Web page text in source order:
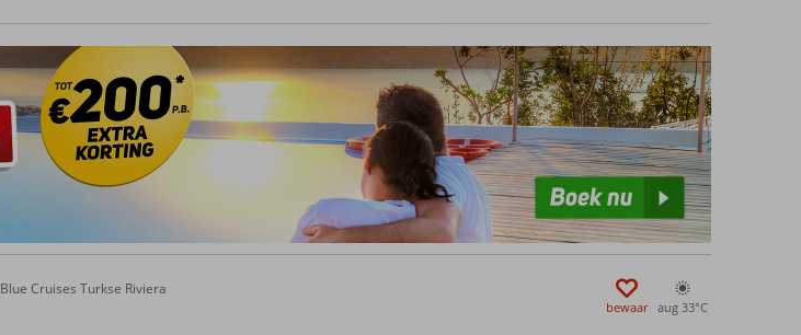
Blue Cruises Turkse Riviera
bewaar aug 33°C